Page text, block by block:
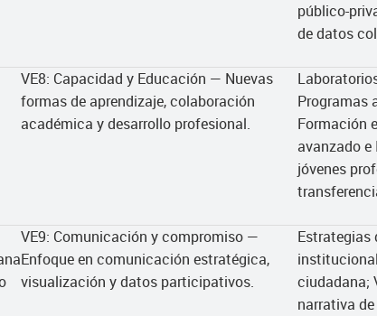
público-
de datos
VE8: Capacidad y Educación — Nuevas
formas de aprendizaje, colaboración
académica y desarrollo profesional.
Programas
Formación
avanzado
jóvenes
VE9: Comunicación y compromiso —
Enfoque en comunicación estratégica,
visualización y datos participativos.
Estrategias
ciudadana;
narrativa